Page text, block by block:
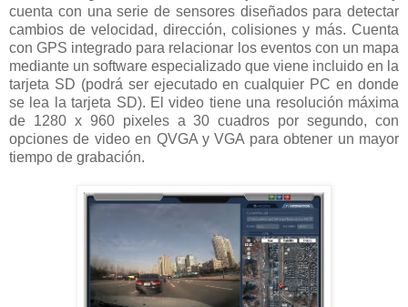
cuenta con una serie de sensores diseñados para detectar
cambios de velocidad, dirección, colisiones y más. Cuenta
con GPS integrado para relacionar los eventos con un mapa
mediante un software especializado que viene incluido en la
tarjeta SD (podrá ser ejecutado en cualquier PC en donde
se lea la tarjeta SD). El video tiene una resolución máxima
de 1280 x 960 pixeles a 30 cuadros por segundo, con
opciones de video en QVGA y VGA para obtener un mayor
tiempo de grabación.